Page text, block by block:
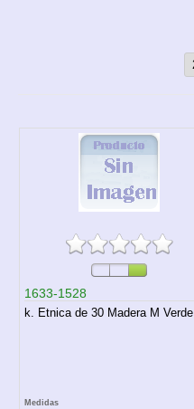
1633-1528
k. Etnica de 30 Madera M Verde
Medidas